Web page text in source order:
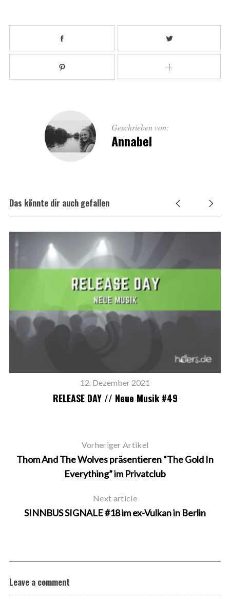
Geschrieben von:
Annabel
Das könnte dir auch gefallen
12. Dezember 2021
RELEASE DAY // Neue Musik #49
Vorheriger Artikel
Thom And The Wolves präsentieren “The Gold In
Everything” im Privatclub
Next article
SINNBUS SIGNALE #18 im ex-Vulkan in Berlin
Leave a comment